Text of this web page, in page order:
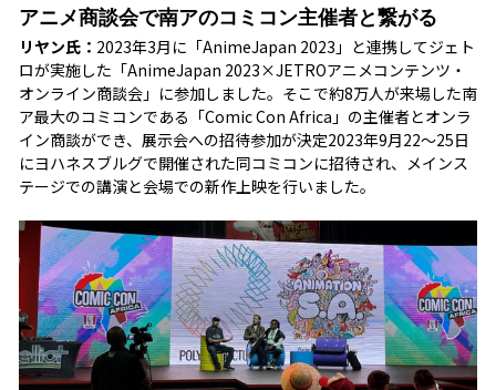
アニメ商談会で南アのコミコン主催者と繋がる
リヤン氏： 2023年3月に「AnimeJapan 2023」と連携してジェト
ロが実施した「AnimeJapan 2023×JETROアニメコンテンツ・
オンライン商談会」に参加しました。そこで約8万人が来場した南
ア最大のコミコンである「Comic Con Africa」の主催者とオンラ
イン商談ができ、展示会への招待参加が決定2023年9月22～25日
にヨハネスブルグで開催された同コミコンに招待され、メインス
テージでの講演と会場での新作上映を行いました。